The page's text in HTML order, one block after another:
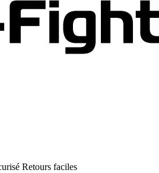
Retours faciles